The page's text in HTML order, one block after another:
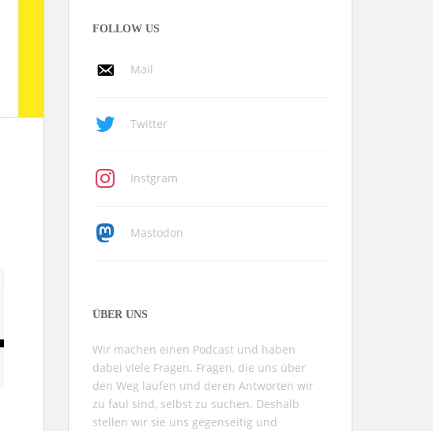
FOLLOW US
Mail
Twitter
Instgram
Mastodon
ÜBER UNS
Wir machen einen Podcast und haben
dabei viele Fragen. Fragen, die uns über
den Weg laufen und deren Antworten wir
zu faul sind, selbst zu suchen. Deshalb
stellen wir sie uns gegenseitig und